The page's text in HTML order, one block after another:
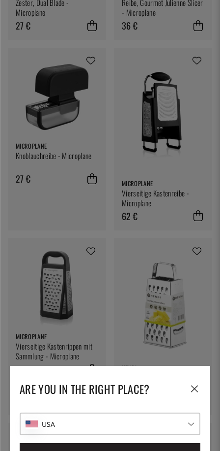
Zester, Dual Blade -
Microplane
27 €
Reibe, Gourmet Julienne Slicer
- Microplane
36 €
MICROPLANE
Knoblauchreibe - Microplane
27 € MICROPLANE
Vierseitige Kastenreibe -
Microplane
62 €
MICROPLANE
Vierseitige Kastenrippen mit
Sammlung - Microplane
63 € HENDI
ARE YOU IN THE RIGHT PLACE?
USA